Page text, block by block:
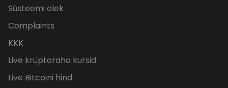
Süsteemi olek
Complaints
KKK
Live krüptoraha kursid
Live Bitcoini hind